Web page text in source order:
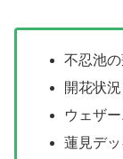
不忍池
開花状
ウェザ
蓮見デ